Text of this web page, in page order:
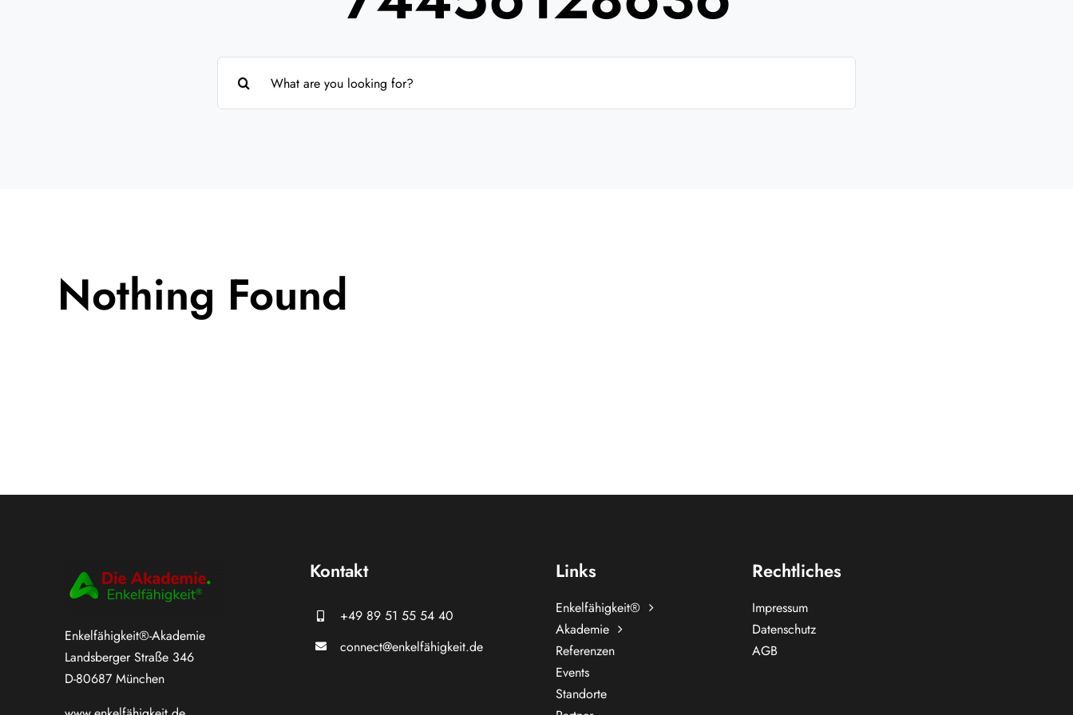
nach:
Nothing Found
Enkelfähigkeit®-Akademie
Landsberger Straße 346
D-80687 München
Kontakt
+49 89 51 55 54 40
connect@enkelfähigkeit.de
Links
Enkelfähigkeit®
Akademie
Referenzen
Events
Standorte
Rechtliches
Impressum
Datenschutz
AGB